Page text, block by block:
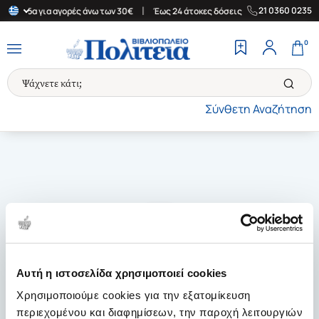
Αυτή η ιστοσελίδα χρησιμοποιεί cookies
Χρησιμοποιούμε cookies για την εξατομίκευση
περιεχομένου και διαφημίσεων, την παροχή λειτουργιών
για αγορές άνω των 30€ Έως 24 άτοκες δόσεις | Δωρεάν
21 0360 0235
Σύνθετη Αναζήτηση
0